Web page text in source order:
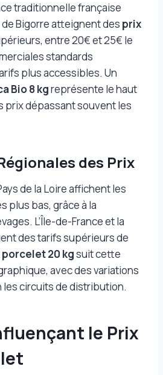
traditionnelle française
de Bigorre atteignent des prix
entre 20€ et 25€ le
standards
plus accessibles. Un
Bio 8 kgreprésente le haut
prix dépassant souvent les
des Prix
de la Loire affichent les
plus bas, grâce à la
L’Île-de-France et la
des tarifs supérieurs de
20 kgsuit cette
avec des variations
circuits de distribution.
le Prix